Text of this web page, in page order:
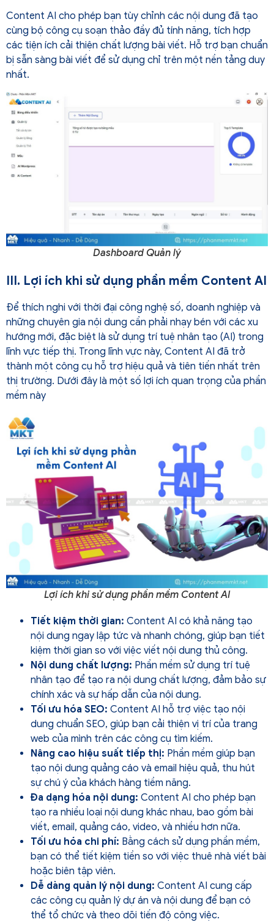
Content AI cho phép bạn tùy chỉnh các nội dung đã tạo
cùng bộ công cụ soạn thảo đầy đủ tính năng, tích hợp
các tiện ích cải thiện chất lượng bài viết. Hỗ trợ bạn chuẩn
bị sẵn sàng bài viết để sử dụng chỉ trên một nền tảng duy
nhất.
Dashboard Quản lý
III. Lợi ích khi sử dụng phần mềm Content AI
Để thích nghi với thời đại công nghệ số, doanh nghiệp và
những chuyên gia nội dung cần phải nhạy bén với các xu
hướng mới, đặc biệt là sử dụng trí tuệ nhân tạo (AI) trong
lĩnh vực tiếp thị. Trong lĩnh vực này, Content AI đã trở
thành một công cụ hỗ trợ hiệu quả và tiên tiến nhất trên
thị trường. Dưới đây là một số lợi ích quan trọng của phần
mềm này
Lợi ích khi sử dụng phần mềm Content AI
Tiết kiệm thời gian: Content AI có khả năng tạo
nội dung ngay lập tức và nhanh chóng, giúp bạn tiết
kiệm thời gian so với việc viết nội dung thủ công.
Nội dung chất lượng: Phần mềm sử dụng trí tuệ
nhân tạo để tạo ra nội dung chất lượng, đảm bảo sự
chính xác và sự hấp dẫn của nội dung.
Tối ưu hóa SEO: Content AI hỗ trợ việc tạo nội
dung chuẩn SEO, giúp bạn cải thiện vị trí của trang
web của mình trên các công cụ tìm kiếm.
Nâng cao hiệu suất tiếp thị: Phần mềm giúp bạn
tạo nội dung quảng cáo và email hiệu quả, thu hút
sự chú ý của khách hàng tiềm năng.
Đa dạng hóa nội dung: Content AI cho phép bạn
tạo ra nhiều loại nội dung khác nhau, bao gồm bài
viết, email, quảng cáo, video, và nhiều hơn nữa.
Tối ưu hóa chi phí: Bằng cách sử dụng phần mềm,
bạn có thể tiết kiệm tiền so với việc thuê nhà viết bài
hoặc biên tập viên.
Dễ dàng quản lý nội dung: Content AI cung cấp
các công cụ quản lý dự án và nội dung để bạn có
thể tổ chức và theo dõi tiến độ công việc.